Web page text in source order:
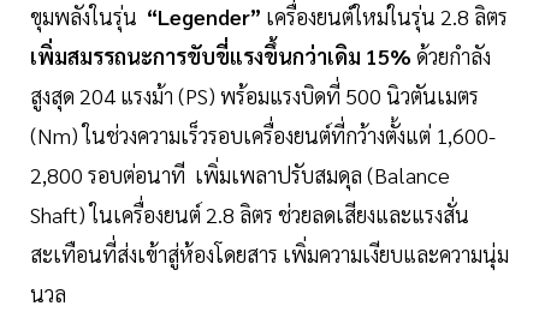
ขุมพลังในรุ่น “Legender” เครื่องยนต์ใหม่ในรุ่น 2.8 ลิตร
เพิ่มสมรรถนะการขับขี่แรงขึ้นกว่าเดิม 15% ด้วยกำลัง
สูงสุด 204 แรงม้า (PS) พร้อมแรงบิดที่ 500 นิวตันเมตร
(Nm) ในช่วงความเร็วรอบเครื่องยนต์ที่กว้างตั้งแต่ 1,600-
2,800 รอบต่อนาที เพิ่มเพลาปรับสมดุล (Balance
Shaft) ในเครื่องยนต์ 2.8 ลิตร ช่วยลดเสียงและแรงสั่น
สะเทือนที่ส่งเข้าสู่ห้องโดยสาร เพิ่มความเงียบและความนุ่ม
นวล